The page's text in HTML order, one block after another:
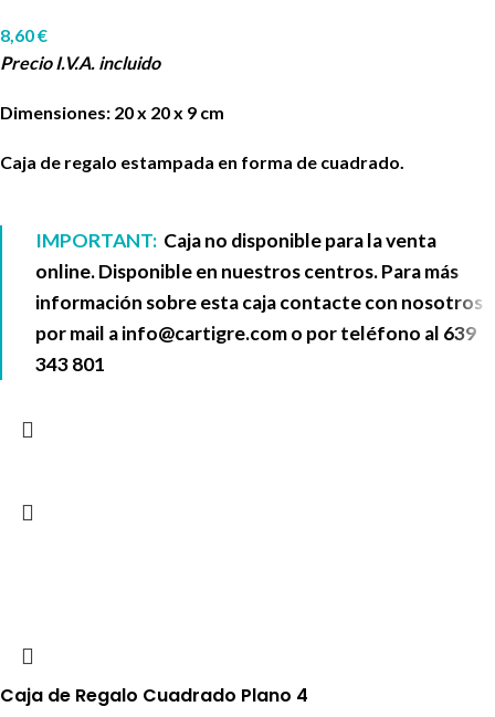
8,60€
Precio I.V.A. incluido
Dimensiones: 20 x 20 x 9 cm
Caja de regalo estampada en forma de cuadrado.
IMPORTANT: Caja no disponible para la venta
online. Disponible en nuestros centros. Para más
información sobre esta caja contacte con nosotros
por mail ainfo@cartigre.como por teléfono al 639
343 801
Caja de Regalo Cuadrado Plano 4